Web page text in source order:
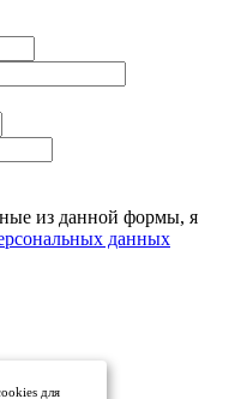
из данной формы, я
данных
для